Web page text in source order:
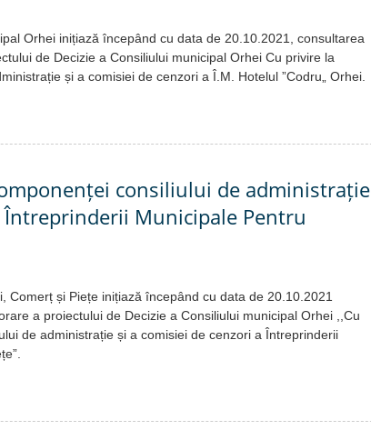
Orhei inițiază începând cu data de 20.10.2021, consultarea
de Decizie a Consiliului municipal Orhei Cu privire la
și a comisiei de cenzori a Î.M. Hotelul ”Codru„ Orhei.
consiliului de administrație
Întreprinderii Municipale Pentru
Comerț și Piețe inițiază începând cu data de 20.10.2021
a proiectului de Decizie a Consiliului municipal Orhei ,,Cu
de administrație și a comisiei de cenzori a Întreprinderii